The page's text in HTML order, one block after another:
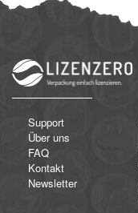
Support
Über uns
FAQ
Kontakt
Newsletter